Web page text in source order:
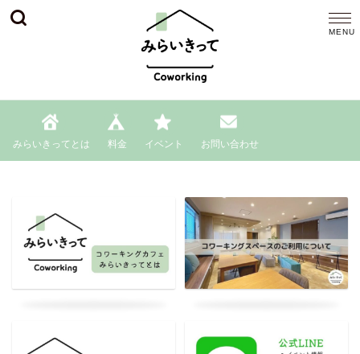
みらいきってとは 料金 イベント お問い合わせ